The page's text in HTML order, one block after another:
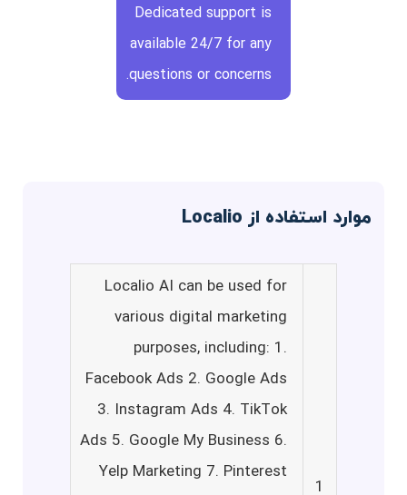
Dedicated support is
available 24/7 for any
questions or concerns.
موارد استفاده از Localio
1
Localio AI can be used for
various digital marketing
purposes, including: 1.
Facebook Ads 2. Google Ads
3. Instagram Ads 4. TikTok
Ads 5. Google My Business 6.
Yelp Marketing 7. Pinterest